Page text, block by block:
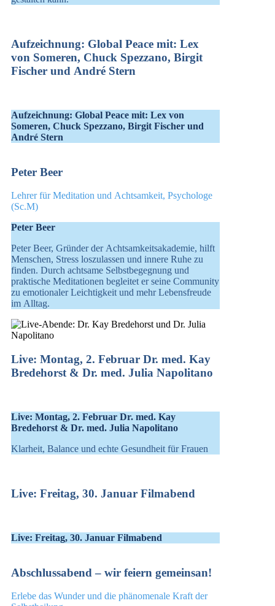
Aufzeichnung: Global Peace mit: Lex
von Someren, Chuck Spezzano, Birgit
Fischer und André Stern
Aufzeichnung: Global Peace mit: Lex von
Someren, Chuck Spezzano, Birgit Fischer und
André Stern
Peter Beer
Lehrer für Meditation und Achtsamkeit, Psychologe
(Sc.M)
Peter Beer
Peter Beer, Gründer der Achtsamkeitsakademie, hilft
Menschen, Stress loszulassen und innere Ruhe zu
finden. Durch achtsame Selbstbegegnung und
praktische Meditationen begleitet er seine Community
zu emotionaler Leichtigkeit und mehr Lebensfreude
im Alltag.
Live: Montag, 2. Februar Dr. med. Kay
Bredehorst & Dr. med. Julia Napolitano
Live: Montag, 2. Februar Dr. med. Kay
Bredehorst & Dr. med. Julia Napolitano
Klarheit, Balance und echte Gesundheit für Frauen
Live: Freitag, 30. Januar Filmabend
Live: Freitag, 30. Januar Filmabend
Abschlussabend – wir feiern gemeinsan!
Erlebe das Wunder und die phänomenale Kraft der